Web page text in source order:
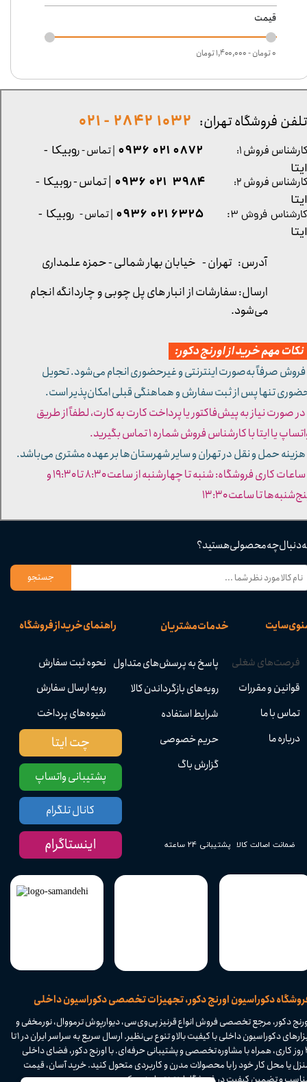
قیمت
۰ تومان - ۱,۴۰۰,۰۰۰ تومان
دکوراسیون اورنج دکور، تجهیزات تخصصی دکوراسیون داخلی
پشتیبانی ۲۴ ساعته ضمانت اصالت کالا
راهنمای خرید از فروشگاه
نحوه ثبت سفارش
رویه ارسال سفارش
شیوه‌های پرداخت
خدمات مشتریان
پاسخ به پرسش‌های متداول
رویه‌های بازگرداندن کالا
شرایط استفاده
حریم خصوصی
گزارش باگ
سایت
فرصت‌های شغلی
قوانین و مقررات
تماس با ما
درباره ما
دنبال چه محصولی هستید؟
جستجو
دکور، مرجع تخصصی فروش انواع قرنیز پی‌وی‌سی، دیوارپوش ترمووال، نورمخفی و
ابزارهای دکوراسیون داخلی با کیفیت بالا و تنوع بی‌نظیر. ارسال سریع به سراسر ایران در ۱ تا
۴ روز کاری، همراه با مشاوره تخصصی و پشتیبانی حرفه‌ای. با اورنج دکور، فضای داخلی
یا محل کار خود را با محصولات مدرن و کاربردی متحول کنید. خرید آسان، قیمت
پشتیبانی واتساپ
چت ایتا
کانال تلگرام
اینستاگرام
کارشناس فروش ۳: ۶۳۲۵ ۰۲۱ ۰۹۳۶ | تماس - روبیکا -
ایتا
آدرس: تهران - خیابان بهار شمالی - حمزه علمداری
تلفن فروشگاه تهران: 1032 2842 - 021
مهم خرید از اورنج دکور:
صرفاً به‌صورت اینترنتی و غیرحضوری انجام می‌شود. تحویل
تنها پس از ثبت سفارش و هماهنگی قبلی امکان‌پذیر است.
صورت نیاز به پیش‌فاکتور یا پرداخت کارت به کارت، لطفاً از طریق
یا ایتا با کارشناس فروش شماره ۱ تماس بگیرید.
حمل و نقل در تهران و سایر شهرستان‌ها بر عهده مشتری می‌باشد.
- ساعات کاری فروشگاه: شنبه تا چهارشنبه از ساعت ۸:۳۰ تا ۱۹:۳۰ و
تا ساعت ۱۳:۳۰​​​​​​​
کارشناس فروش ۱: 0872 021 0936 | تماس - روبیکا -
ایتا
کارشناس فروش ۲:
۳۹۸۴ ۰۲۱ ۰۹۳۶ | تماس - روبیکا -
ایتا
ارسال: سفارشات از انبار های پل چوبی و چاردانگه انجام
می‌شود.